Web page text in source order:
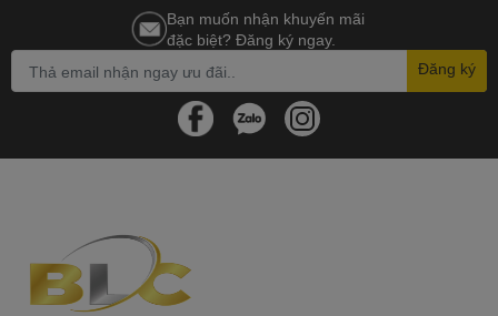
Bạn muốn nhận khuyến mãi
đặc biệt? Đăng ký ngay.
Đăng ký